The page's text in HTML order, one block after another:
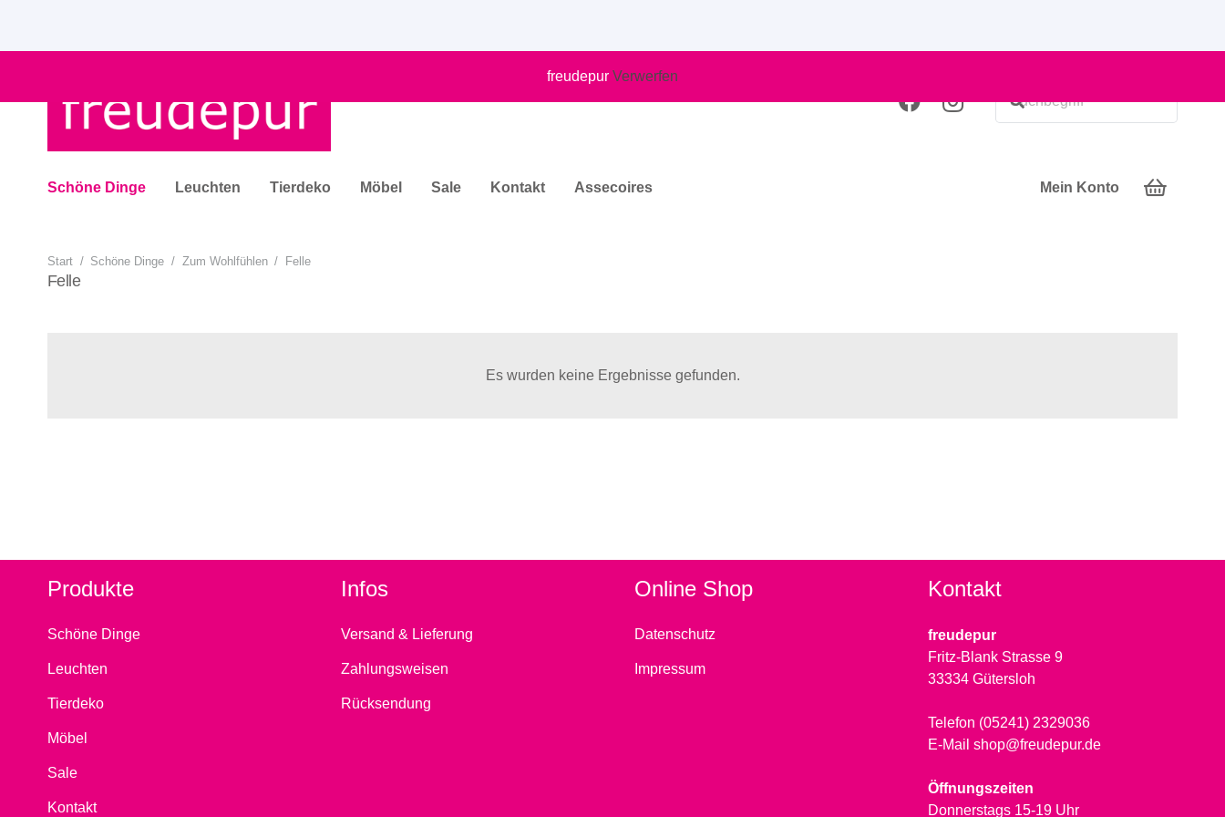
freudepur Verwerfen
Schöne Dinge Leuchten Tierdeko Möbel Sale Kontakt Assecoires Mein Konto
Start / Schöne Dinge / Zum Wohlfühlen / Felle
Felle
Es wurden keine Ergebnisse gefunden.
Produkte
Schöne Dinge
Leuchten
Tierdeko
Möbel
Sale
Kontakt
Infos
Versand & Lieferung
Zahlungsweisen
Rücksendung
Online Shop
Datenschutz
Impressum
Kontakt
freudepur
Fritz-Blank Strasse 9
33334 Gütersloh
Telefon (05241) 2329036
E-Mail shop@freudepur.de
Öffnungszeiten
Donnerstags 15-19 Uhr